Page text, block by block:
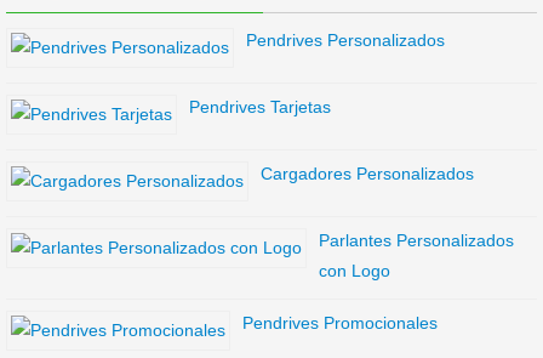
Pendrives Personalizados
Pendrives Tarjetas
Cargadores Personalizados
Parlantes Personalizados
con Logo
Pendrives Promocionales